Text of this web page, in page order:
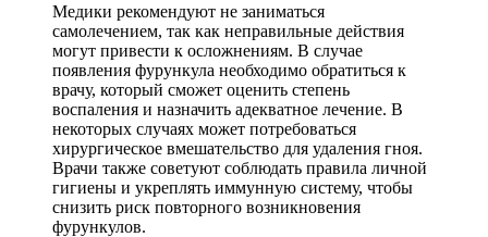
Медики рекомендуют не заниматься
самолечением, так как неправильные действия
могут привести к осложнениям. В случае
появления фурункула необходимо обратиться к
врачу, который сможет оценить степень
воспаления и назначить адекватное лечение. В
некоторых случаях может потребоваться
хирургическое вмешательство для удаления гноя.
Врачи также советуют соблюдать правила личной
гигиены и укреплять иммунную систему, чтобы
снизить риск повторного возникновения
фурункулов.